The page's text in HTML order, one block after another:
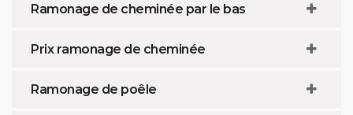
Ramonage de cheminée par le bas
Prix ramonage de cheminée
Ramonage de poêle